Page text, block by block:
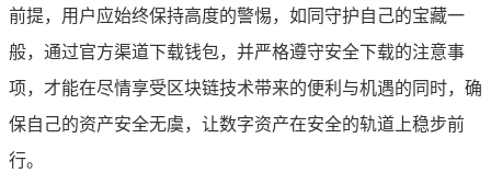
前提，用户应始终保持高度的警惕，如同守护自己的宝藏一
般，通过官方渠道下载钱包，并严格遵守安全下载的注意事
项，才能在尽情享受区块链技术带来的便利与机遇的同时，确
保自己的资产安全无虞，让数字资产在安全的轨道上稳步前
行。